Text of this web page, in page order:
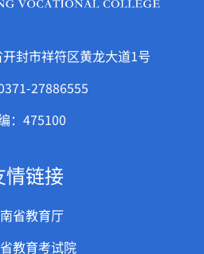
封市祥符区黄龙大道1号
27886555
：475100
情链接
省教育厅
教育考试院